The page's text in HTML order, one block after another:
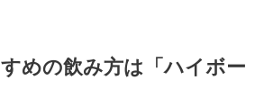
めの飲み方は「ハイボー